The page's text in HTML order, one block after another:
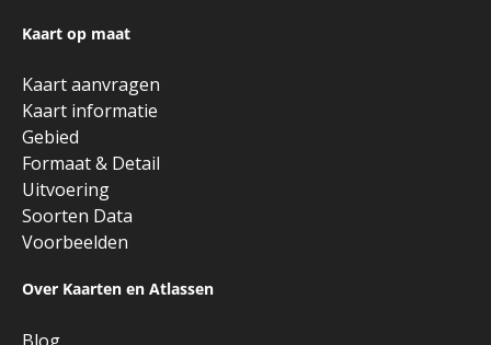
Kaart op maat
Kaart aanvragen
Kaart informatie
Gebied
Formaat & Detail
Uitvoering
Soorten Data
Voorbeelden
Over Kaarten en Atlassen